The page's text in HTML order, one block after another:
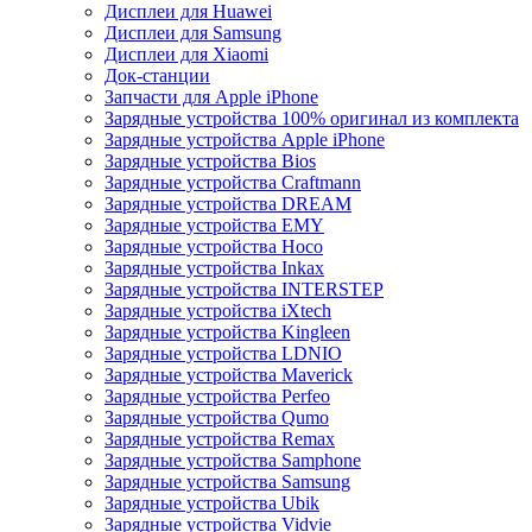
Дисплеи для Huawei
Дисплеи для Samsung
Дисплеи для Xiaomi
Док-станции
Запчасти для Apple iPhone
Зарядные устройства 100% оригинал из комплекта
Зарядные устройства Apple iPhone
Зарядные устройства Bios
Зарядные устройства Craftmann
Зарядные устройства DREAM
Зарядные устройства EMY
Зарядные устройства Hoco
Зарядные устройства Inkax
Зарядные устройства INTERSTEP
Зарядные устройства iXtech
Зарядные устройства Kingleen
Зарядные устройства LDNIO
Зарядные устройства Maverick
Зарядные устройства Perfeo
Зарядные устройства Qumo
Зарядные устройства Remax
Зарядные устройства Samphone
Зарядные устройства Samsung
Зарядные устройства Ubik
Зарядные устройства Vidvie